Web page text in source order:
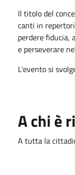
Il titolo del
canti in
perdere fiducia,
e perseverare
L'evento si
A chi è
A tutta la